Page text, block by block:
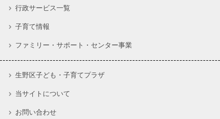
行政サービス一覧
子育て情報
ファミリー・サポート・センター事業
生野区子ども・子育てプラザ
当サイトについて
お問い合わせ